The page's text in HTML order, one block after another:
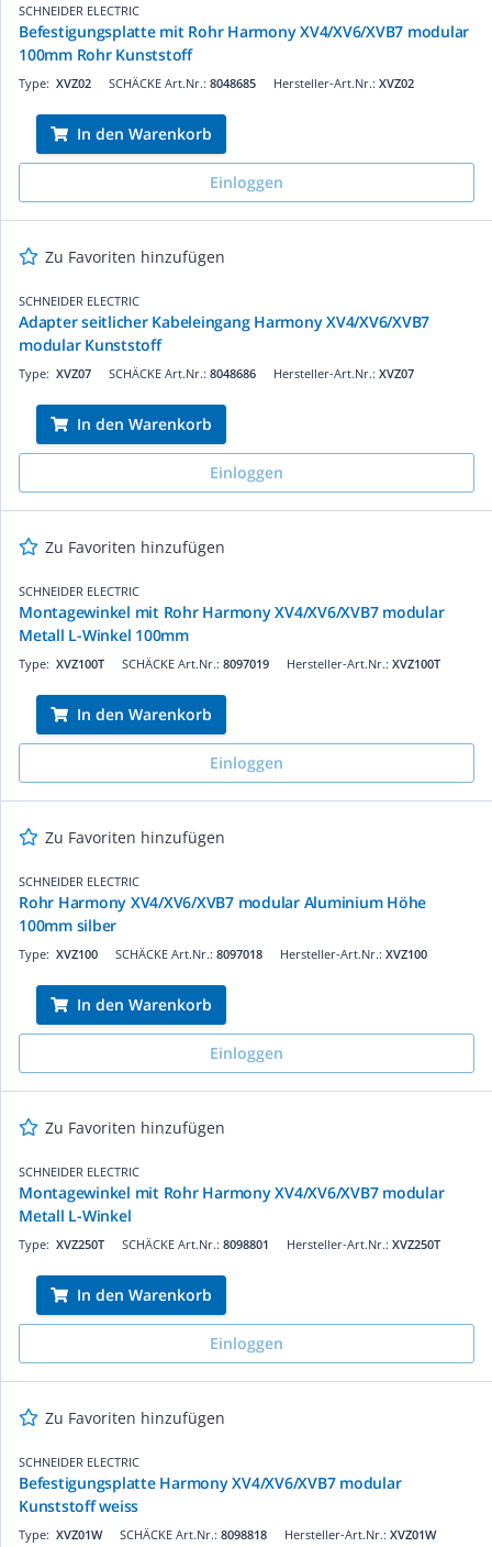
SCHNEIDER ELECTRIC
Befestigungsplatte mit Rohr Harmony XV4/XV6/XVB7 modular
100mm Rohr Kunststoff
SCHÄCKE Art.Nr.: 8048685
Type: XVZ02 Hersteller-Art.Nr.: XVZ02
In den Warenkorb
Einloggen
Zu Favoriten hinzufügen
SCHNEIDER ELECTRIC
Adapter seitlicher Kabeleingang Harmony XV4/XV6/XVB7
modular Kunststoff
SCHÄCKE Art.Nr.: 8048686
Type: XVZ07 Hersteller-Art.Nr.: XVZ07
In den Warenkorb
Einloggen
Zu Favoriten hinzufügen
SCHNEIDER ELECTRIC
Montagewinkel mit Rohr Harmony XV4/XV6/XVB7 modular
Metall L-Winkel 100mm
SCHÄCKE Art.Nr.: 8097019
Type: XVZ100T Hersteller-Art.Nr.: XVZ100T
In den Warenkorb
Einloggen
Zu Favoriten hinzufügen
SCHNEIDER ELECTRIC
Rohr Harmony XV4/XV6/XVB7 modular Aluminium Höhe
100mm silber
SCHÄCKE Art.Nr.: 8097018
Type: XVZ100 Hersteller-Art.Nr.: XVZ100
In den Warenkorb
Einloggen
Zu Favoriten hinzufügen
SCHNEIDER ELECTRIC
Montagewinkel mit Rohr Harmony XV4/XV6/XVB7 modular
Metall L-Winkel
SCHÄCKE Art.Nr.: 8098801
Type: XVZ250T Hersteller-Art.Nr.: XVZ250T
In den Warenkorb
Einloggen
Zu Favoriten hinzufügen
SCHNEIDER ELECTRIC
Befestigungsplatte Harmony XV4/XV6/XVB7 modular
Kunststoff weiss
SCHÄCKE Art.Nr.: 8098818
Type: XVZ01W Hersteller-Art.Nr.: XVZ01W